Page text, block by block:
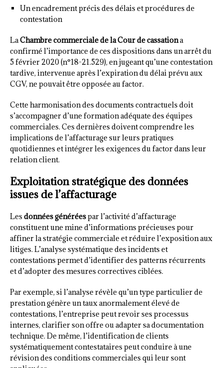
Un encadrement précis des délais et procédures de
contestation
LaChambre commerciale de la Cour de cassationa
confirmé l’importance de ces dispositions dans un arrêt du
5 février 2020 (n°18-21.529), en jugeant qu’une contestation
tardive, intervenue après l’expiration du délai prévu aux
CGV, ne pouvait être opposée au factor.
Cette harmonisation des documents contractuels doit
s’accompagner d’une formation adéquate des équipes
commerciales. Ces dernières doivent comprendre les
implications de l’affacturage sur leurs pratiques
quotidiennes et intégrer les exigences du factor dans leur
relation client.
Exploitation stratégique des données
issues de l’affacturage
Les données généréespar l’activité d’affacturage
constituent une mine d’informations précieuses pour
affiner la stratégie commerciale et réduire l’exposition aux
litiges. L’analyse systématique des incidents et
contestations permet d’identifier des patterns récurrents
et d’adopter des mesures correctives ciblées.
Par exemple, si l’analyse révèle qu’un type particulier de
prestation génère un taux anormalement élevé de
contestations, l’entreprise peut revoir ses processus
internes, clarifier son offre ou adapter sa documentation
technique. De même, l’identification de clients
systématiquement contestataires peut conduire à une
révision des conditions commerciales qui leur sont